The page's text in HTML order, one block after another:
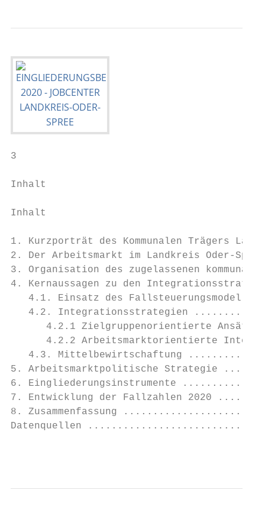
3
Inhalt
Inhalt
1. Kurzporträt des Kommunalen
2. Der Arbeitsmarkt im Landkreis Oder-
3. Organisation des zugelassenen
4. Kernaussagen zu den
4.1. Einsatz des
4.2. Integrationsstrategien
4.2.1 Zielgruppenorientierte
4.2.2 Arbeitsmarktorientierte
4.3. Mittelbewirtschaftung
5. Arbeitsmarktpolitische
6. Eingliederungsinstrumente
7. Entwicklung der Fallzahlen
8. Zusammenfassung
Datenquellen